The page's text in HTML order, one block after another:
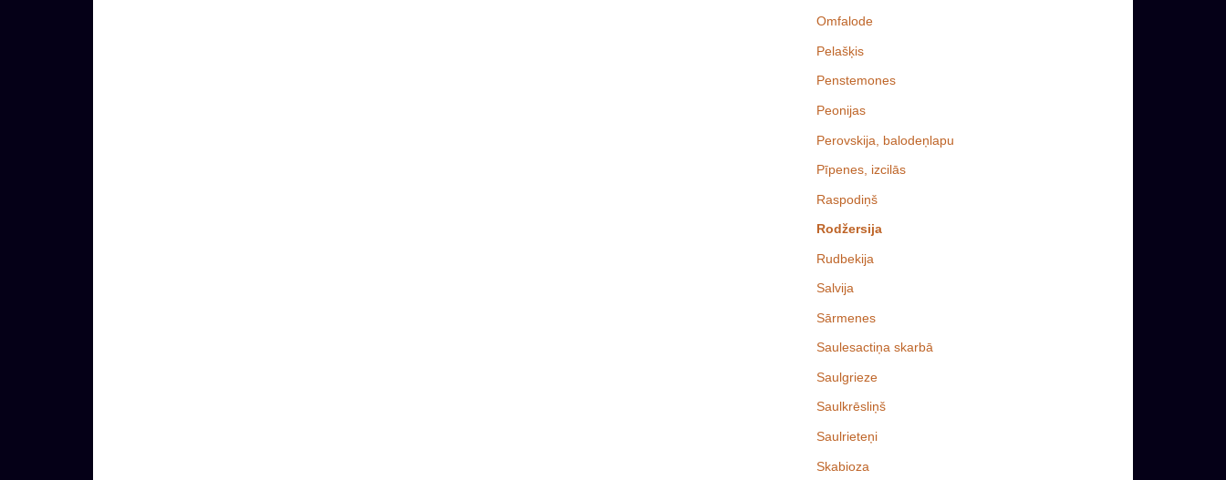
Omfalode
Pelašķis
Penstemones
Peonijas
Perovskija, balodeņlapu
Pīpenes, izcilās
Raspodiņš
Rodžersija
Rudbekija
Salvija
Sārmenes
Saulesactiņa skarbā
Saulgrieze
Saulkrēsliņš
Saulrieteņi
Skabioza